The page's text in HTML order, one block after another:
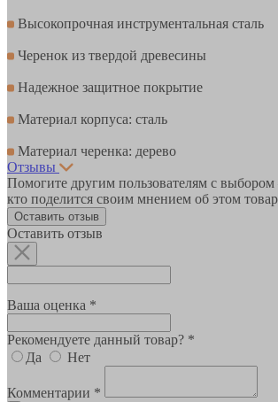
Высокопрочная инструментальная сталь
Черенок из твердой древесины
Надежное защитное покрытие
Материал корпуса: сталь
Материал черенка: дерево
Отзывы
Помогите другим пользователям с
кто поделится своим мнением об этом
Оставить отзыв
Оставить отзыв
Ваша оценка *
Рекомендуете данный товар? *
Да
Нет
Комментарии *